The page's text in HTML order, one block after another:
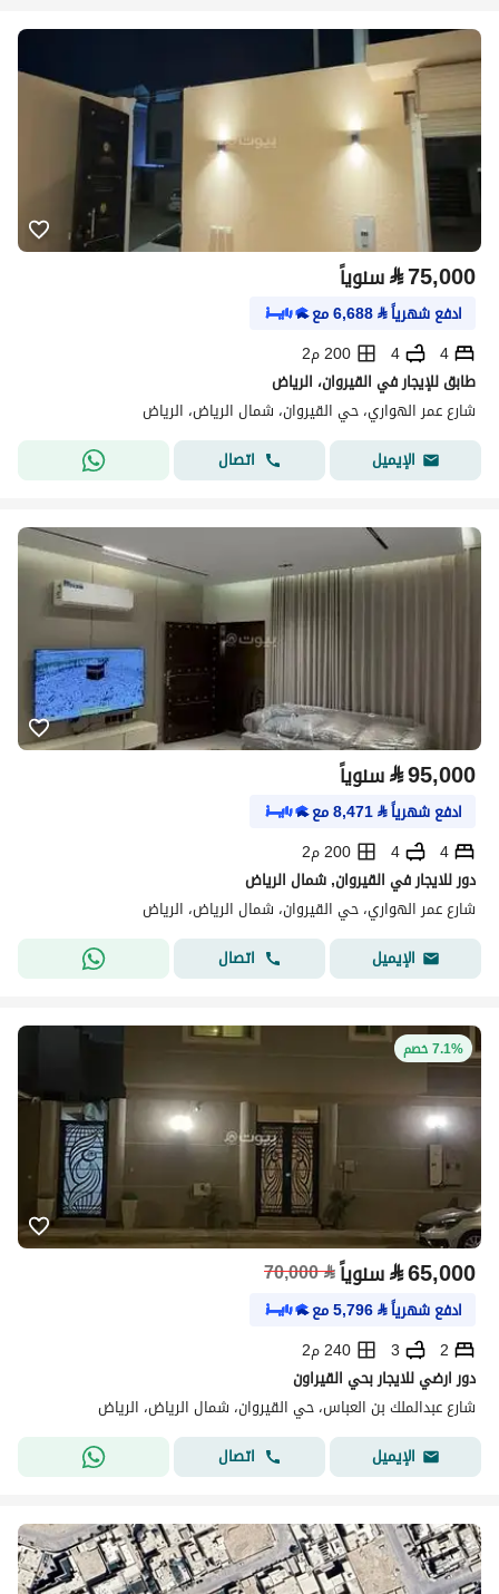
⃁75,000 سنوياً
ادفع شهرياً⃁
6,688مع
4
4
200 م2
طابق للإيجار في القيروان، الرياض
شارع عمر الهواري، حي القيروان، شمال الرياض، الرياض
الإيميل
اتصال
⃁95,000 سنوياً
ادفع شهرياً⃁
8,471مع
4
4
200 م2
دور للايجار في القيروان, شمال الرياض
شارع عمر الهواري، حي القيروان، شمال الرياض، الرياض
الإيميل
اتصال
7.1% خصم
⃁65,000 سنوياً⃁
70,000
ادفع شهرياً⃁
5,796مع
2
3
240 م2
دور ارضي للايجار بحي القيراون
شارع عبدالملك بن العباس، حي القيروان، شمال الرياض، الرياض
الإيميل
اتصال